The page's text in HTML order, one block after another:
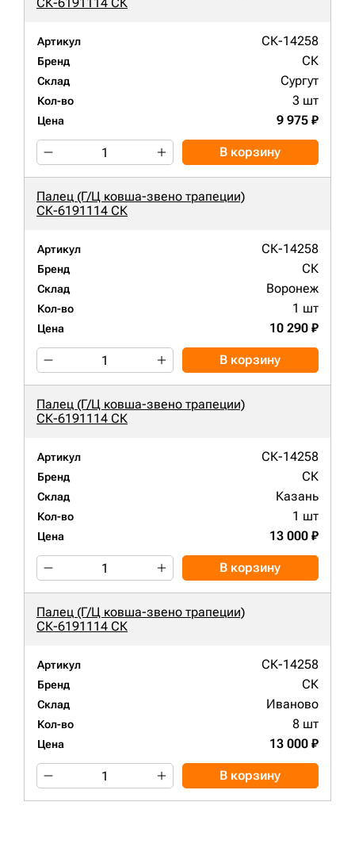
Артикул СК-14258
Бренд СК
Склад Сургут
Кол-во 3 шт
Цена 9 975 ₽
В корзину
Палец (Г/Ц ковша-звено трапеции)
СК-6191114 СК
Артикул СК-14258
Бренд СК
Склад Воронеж
Кол-во 1 шт
Цена 10 290 ₽
В корзину
Палец (Г/Ц ковша-звено трапеции)
СК-6191114 СК
Артикул СК-14258
Бренд СК
Склад Казань
Кол-во 1 шт
Цена 13 000 ₽
В корзину
Палец (Г/Ц ковша-звено трапеции)
СК-6191114 СК
Артикул СК-14258
Бренд СК
Склад Иваново
Кол-во 8 шт
Цена 13 000 ₽
В корзину